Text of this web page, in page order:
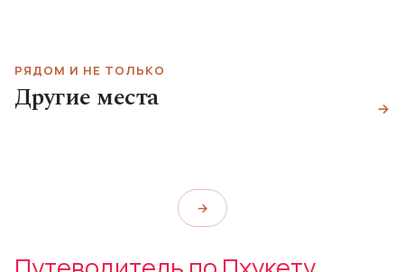
РЯДОМ И НЕ ТОЛЬКО
Другие места →
Пляж Калим
→